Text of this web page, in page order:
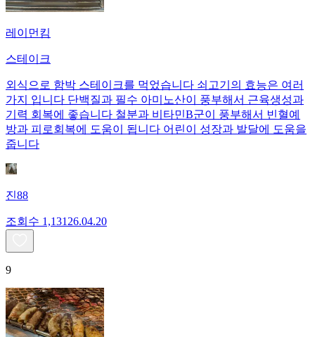
레이먼킴
스테이크
외식으로 함박 스테이크를 먹었습니다 쇠고기의 효능은 여러
가지 입니다 단백질과 필수 아미노산이 풍부해서 근육생성과
기력 회복에 좋습니다 철분과 비타민B군이 풍부해서 빈혈예
방과 피로회복에 도움이 됩니다 어린이 성장과 발달에 도움을
줍니다
진88
조회수 1,131 26.04.20
9